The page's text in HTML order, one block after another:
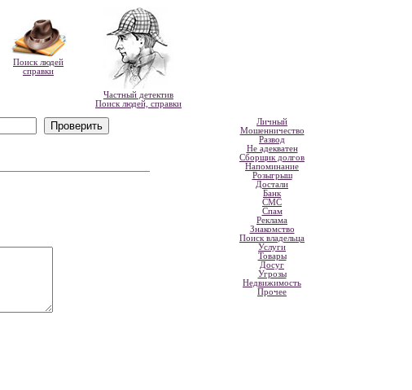
Поиск людей
справки
Частный детектив
Поиск людей, справки
Личный
Мошенничество
Развод
Не адекватен
Сборщик долгов
Напоминание
Розыгрыш
Достали
Банк
СМС
Спам
Реклама
Знакомство
Поиск владельца
Услуги
Товары
Досуг
Угрозы
Недвижимость
Прочее